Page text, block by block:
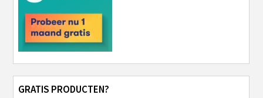
GRATIS PRODUCTEN?